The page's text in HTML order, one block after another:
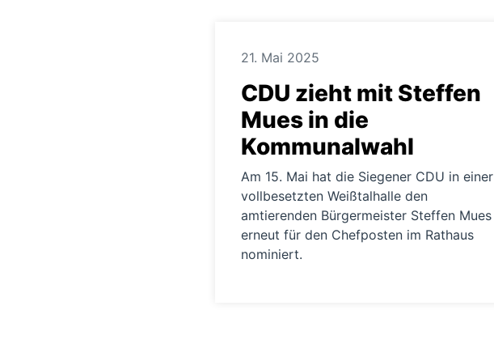
21. Mai 2025
CDU zieht mit Steffen
Mues in die
Kommunalwahl
Am 15. Mai hat die Siegener CDU in einer
vollbesetzten Weißtalhalle den
amtierenden Bürgermeister Steffen Mues
erneut für den Chefposten im Rathaus
nominiert.